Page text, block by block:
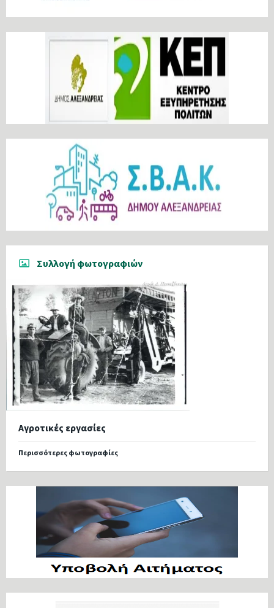
Συλλογή φωτογραφιών
Αγροτικές εργασίες
Περισσότερες φωτογραφίες